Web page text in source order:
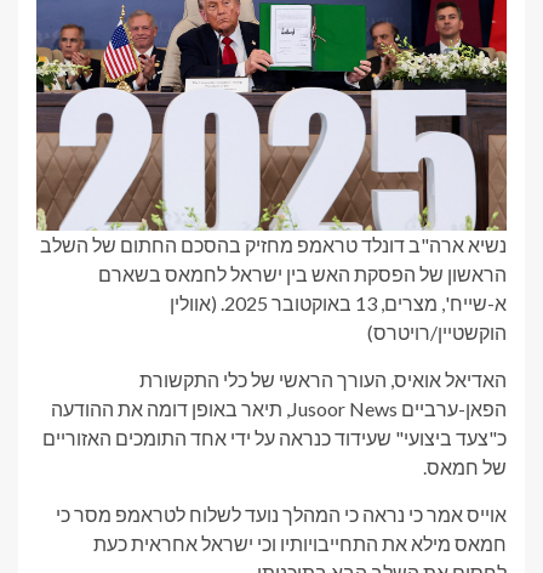
נשיא ארה"ב דונלד טראמפ מחזיק בהסכם החתום של השלב
הראשון של הפסקת האש בין ישראל לחמאס בשארם
א-שייח', מצרים, 13 באוקטובר 2025.
(אוולין
הוקשטיין/רויטרס)
האדיאל אואיס, העורך הראשי של כלי התקשורת
הפאן-ערביים Jusoor News, תיאר באופן דומה את ההודעה
כ"צעד ביצועי" שעידוד כנראה על ידי אחד התומכים האזוריים
של חמאס.
אוייס אמר כי נראה כי המהלך נועד לשלוח לטראמפ מסר כי
חמאס מילא את התחייבויותיו וכי ישראל אחראית כעת